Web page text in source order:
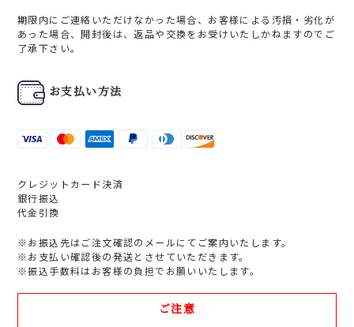
期限内にご連絡いただけなかった場合、お客様による汚損・劣化が
あった場合、開封後は、返品や交換をお受けいたしかねますのでご
了承下さい。
お支払い方法
クレジットカード決済
銀行振込
代金引換
※お振込先はご注文確認のメールにてご案内いたします。
※お支払い確認後の発送とさせていただきます。
※振込手数料はお客様の負担でお願いいたします。
ご注意